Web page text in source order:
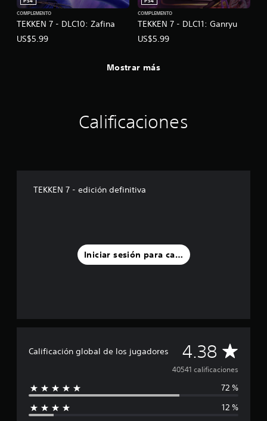
TEKKEN 7 - DLC10: Zafina
COMPLEMENTO
US$5.99
TEKKEN 7 - DLC11: Ganryu
COMPLEMENTO
US$5.99
Mostrar más
Calificaciones
TEKKEN 7 - edición definitiva
Iniciar sesión para calificar
Calificación global de los jugadores 4.38 C
a
40541 calificaciones
72 %
12 %